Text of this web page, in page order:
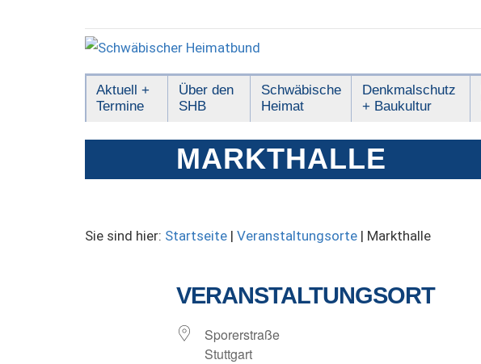
Schwäbischer
Heimatbund
Aktuell +
Termine
Über den
SHB
Schwäbische
Heimat
Denkmalschutz
+ Baukultur
MARKTHALLE
Sie sind hier: Startseite| Veranstaltungsorte| Markthalle
VERANSTALTUNGSORT
Sporerstraße
Stuttgart